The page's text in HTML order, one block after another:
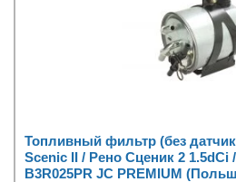
Топливный фильтр (без
Scenic II / Рено Сценик 2 1.5dCi
B3R025PR JC PREMIUM